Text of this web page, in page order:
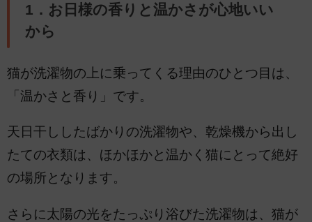
1．お日様の香りと温かさが心地いい
から
猫が洗濯物の上に乗ってくる理由のひとつ目は、
「温かさと香り」です。
天日干ししたばかりの洗濯物や、乾燥機から出し
たての衣類は、ほかほかと温かく猫にとって絶好
の場所となります。
さらに太陽の光をたっぷり浴びた洗濯物は、猫が